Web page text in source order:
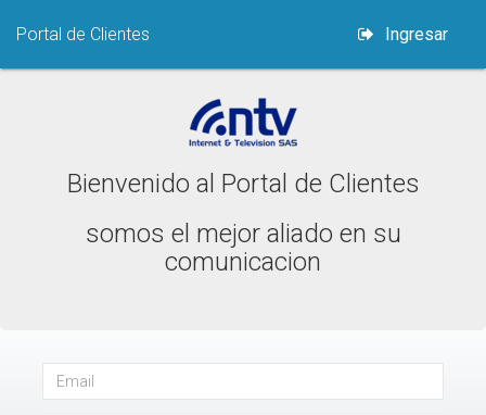
Portal de Clientes Ingresar
Bienvenido al Portal de Clientes
somos el mejor aliado en su
comunicacion